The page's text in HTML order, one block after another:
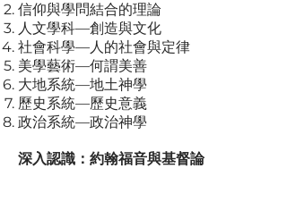
信仰與學問結合的理論
人文學科—創造與文化
社會科學—人的社會與定律
美學藝術—何謂美善
大地系統—地土神學
歷史系統—歷史意義
政治系統—政治神學
深入認識：約翰福音與基督論